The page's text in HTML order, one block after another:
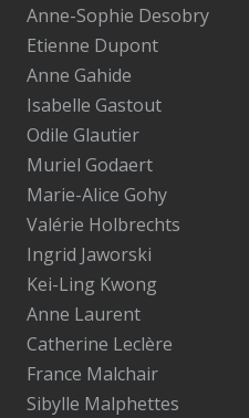
Anne-Sophie Desobry
Etienne Dupont
Anne Gahide
Isabelle Gastout
Odile Glautier
Muriel Godaert
Marie-Alice Gohy
Valérie Holbrechts
Ingrid Jaworski
Kei-Ling Kwong
Anne Laurent
Catherine Leclère
France Malchair
Sibylle Malphettes